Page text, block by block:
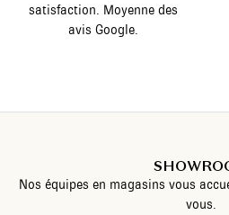
satisfaction. Moyenne des
avis Google.
Nos équipes en magasins vous
vous.